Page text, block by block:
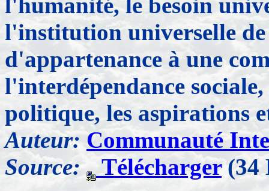
l'institution universelle
d'appartenance à une
l'interdépendance
politique, les aspirations
Auteur: Communauté
Source:
Télécharger(34